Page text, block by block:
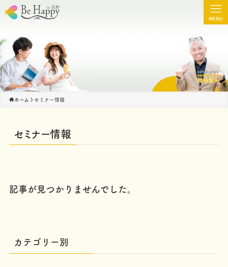
MENU
ホーム セミナー情報
セミナー情報
記事が見つかりませんでした。
カテゴリー別